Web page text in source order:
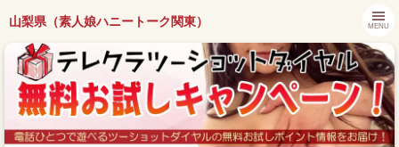
山梨県（素人娘ハニートーク関東） MENU